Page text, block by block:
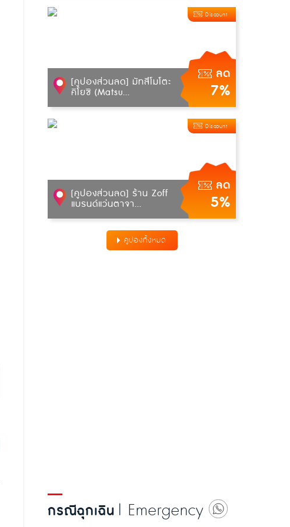
ลด
7%
Discount
[คูปองส่วนลด] มัทสึโมโตะ
คิโยชิ (Matsu...
ลด
5%
Discount
[คูปองส่วนลด] ร้าน Zoff
แบรนด์แว่นตาจา...
คูปองทั้งหมด
กรณีฉุกเฉิน | Emergency